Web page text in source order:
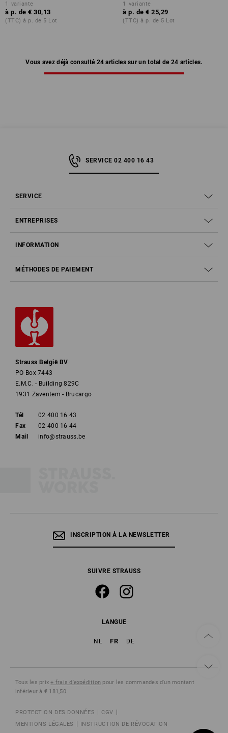
1 variante
à p. de € 30,13
(TTC) à p. de 5 Lot
1 variante
à p. de € 25,29
(TTC) à p. de 5 Lot
Vous avez déjà consulté 24 articles sur un total de 24 articles.
SERVICE 02 400 16 43
SERVICE
ENTREPRISES
INFORMATION
MÉTHODES DE PAIEMENT
Strauss België BV
PO Box 7443
E.M.C. - Building 829C
1931 Zaventem - Brucargo
Tél
02 400 16 43
Fax
02 400 16 44
Mail
info@strauss.be
INSCRIPTION À LA NEWSLETTER
SUIVRE STRAUSS
LANGUE
NL FR DE
Tous les prix+ frais d'expédition pour les commandes d'un montant
inférieur à € 181,50.
PROTECTION DES DONNÉES
CGV
MENTIONS LÉGALES
INSTRUCTION DE RÉVOCATION